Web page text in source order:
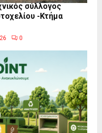
σύλλογος
-Κτήμα
0